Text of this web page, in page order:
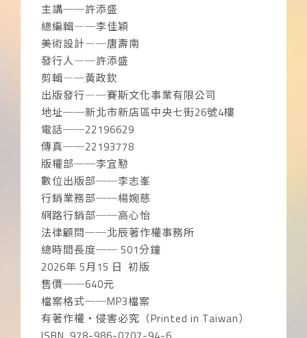
主講──許添盛
總編輯―─李佳穎
美術設計―─唐壽南
發行人―─許添盛
剪輯―─黃政欽
出版發行―─賽斯文化事業有限公司
地址──新北市新店區中央七街26號4樓
電話──22196629
傳真──22193778
版權部──李宜懃
數位出版部──李志峯
行銷業務部──楊婉慈
網路行銷部──高心怡
法律顧問──北辰著作權事務所
總時間長度── 501分鐘
2026年 5月15 日 初版
售價──640元
檔案格式──MP3檔案
有著作權‧侵害必究（Printed in Taiwan）